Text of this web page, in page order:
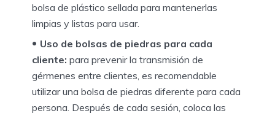
bolsa de plástico sellada para mantenerlas
limpias y listas para usar.
Uso de bolsas de piedras para cada
cliente: para prevenir la transmisión de
gérmenes entre clientes, es recomendable
utilizar una bolsa de piedras diferente para cada
persona. Después de cada sesión, coloca las